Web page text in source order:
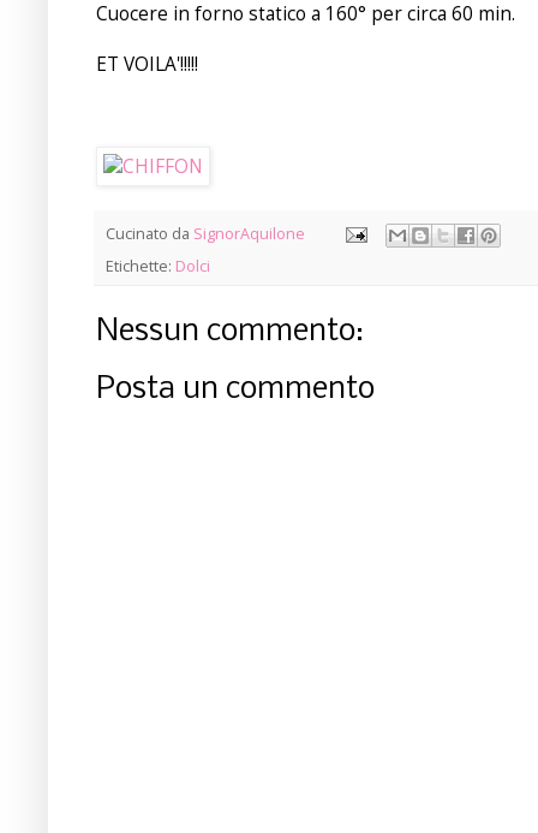
Cuocere in forno statico a 160° per circa 60 min.
ET VOILA'!!!!!
Cucinato da SignorAquilone
Etichette: Dolci
Nessun commento:
Posta un commento